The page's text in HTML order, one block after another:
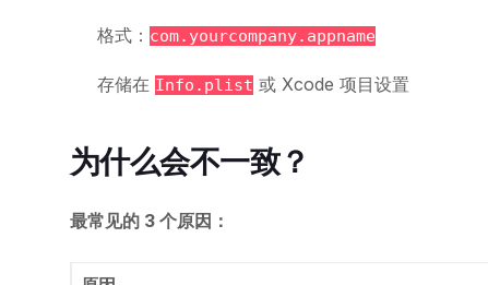
格式： com.yourcompany.appname
存储在 Info.plist 或 Xcode 项目设置
为什么会不一致？
最常见的 3 个原因：